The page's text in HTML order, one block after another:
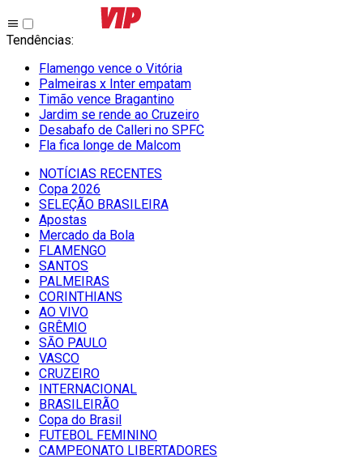
Tendências:
Flamengo vence o Vitória
Palmeiras x Inter empatam
Timão vence Bragantino
Jardim se rende ao Cruzeiro
Desabafo de Calleri no SPFC
Fla fica longe de Malcom
NOTÍCIAS RECENTES
Copa 2026
SELEÇÃO BRASILEIRA
Apostas
Mercado da Bola
FLAMENGO
SANTOS
PALMEIRAS
CORINTHIANS
AO VIVO
GRÊMIO
SĀO PAULO
VASCO
CRUZEIRO
INTERNACIONAL
BRASILEIRÃO
Copa do Brasil
FUTEBOL FEMININO
CAMPEONATO LIBERTADORES